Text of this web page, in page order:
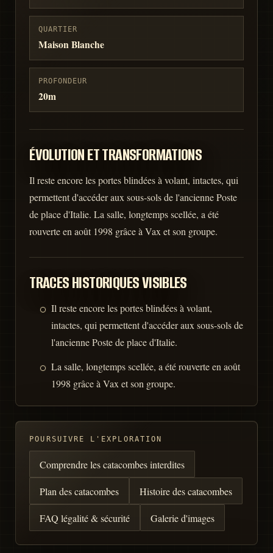
QUARTIER
Maison Blanche
PROFONDEUR
20m
ÉVOLUTION ET TRANSFORMATIONS
Il reste encore les portes blindées à volant, intactes, qui
permettent d'accéder aux sous-sols de l'ancienne Poste
de place d'Italie. La salle, longtemps scellée, a été
rouverte en août 1998 grâce à Vax et son groupe.
TRACES HISTORIQUES VISIBLES
Il reste encore les portes blindées à volant,
intactes, qui permettent d'accéder aux sous-sols de
l'ancienne Poste de place d'Italie.
La salle, longtemps scellée, a été rouverte en août
1998 grâce à Vax et son groupe.
POURSUIVRE L'EXPLORATION
Comprendre les catacombes interdites
Plan des catacombes Histoire des catacombes
FAQ légalité & sécurité Galerie d'images